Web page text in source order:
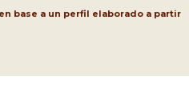
base a un perfil elaborado a partir